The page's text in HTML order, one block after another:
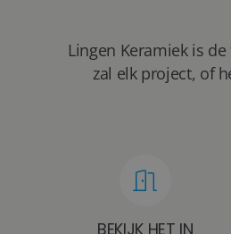
Lingen Keramiek is
zal elk project, of
BEKIJK HET IN